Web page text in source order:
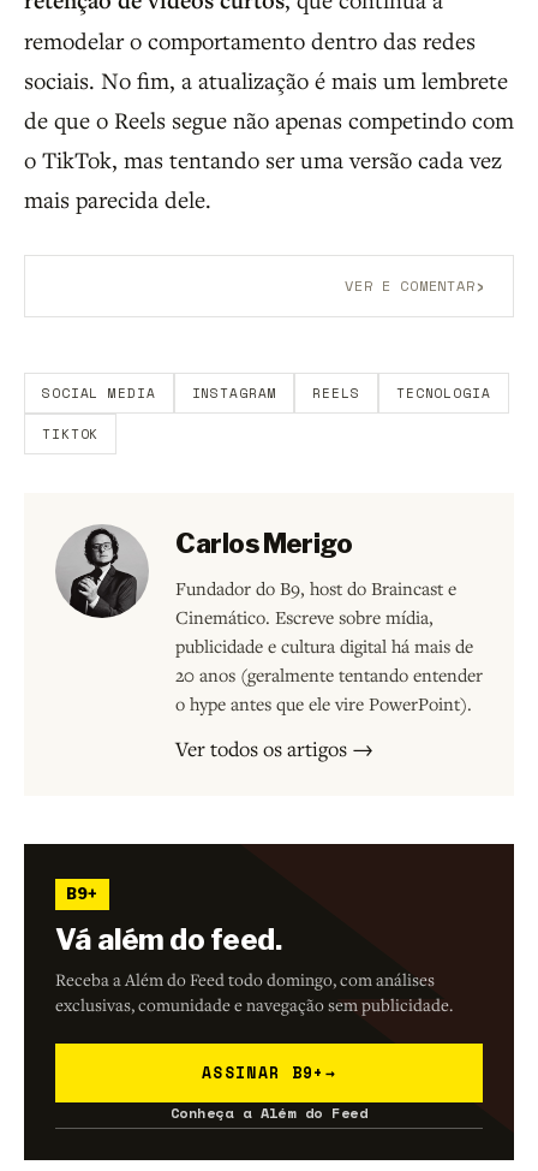
remodelar o comportamento dentro das redes
sociais. No fim, a atualização é mais um lembrete
de que o Reels segue não apenas competindo com
o TikTok, mas tentando ser uma versão cada vez
mais parecida dele.
VER E COMENTAR›
SOCIAL MEDIA INSTAGRAM REELS TECNOLOGIA
TIKTOK
Carlos Merigo
Fundador do B9, host do Braincast e
Cinemático. Escreve sobre mídia,
publicidade e cultura digital há mais de
20 anos (geralmente tentando entender
o hype antes que ele vire PowerPoint).
Ver todos os artigos →
B9+
Vá além do feed.
Receba a Além do Feed todo domingo, com análises
exclusivas, comunidade e navegação sem publicidade.
ASSINAR B9+ →
Conheça a Além do Feed